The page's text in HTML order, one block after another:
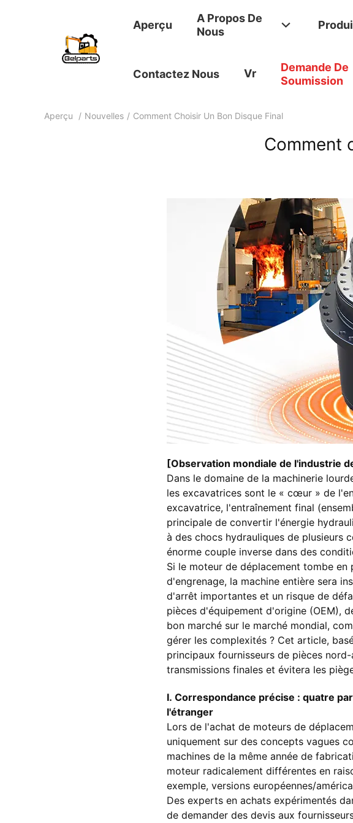
Aperçu
A Propos De
Nous
Contactez Nous Vr
Demande De
Soumission
Aperçu / Nouvelles / Comment Choisir Un Bon Disque Final
Comment
[Observation mondiale de l'industrie
Dans le domaine de la machinerie
les excavatrices sont le « cœur » de
excavatrice, l'entraînement final
principale de convertir l'énergie
à des chocs hydrauliques de plusieurs
énorme couple inverse dans des
Si le moteur de déplacement tombe
d'engrenage, la machine entière sera
d'arrêt importantes et un risque de
pièces d'équipement d'origine (OEM),
bon marché sur le marché mondial,
gérer les complexités ? Cet article,
principaux fournisseurs de pièces
transmissions finales et évitera les
I. Correspondance précise : quatre
l'étranger
Lors de l'achat de moteurs de
uniquement sur des concepts vagues
machines de la même année de
moteur radicalement différentes en
exemple, versions européennes/
Des experts en achats expérimentés
de demander des devis aux